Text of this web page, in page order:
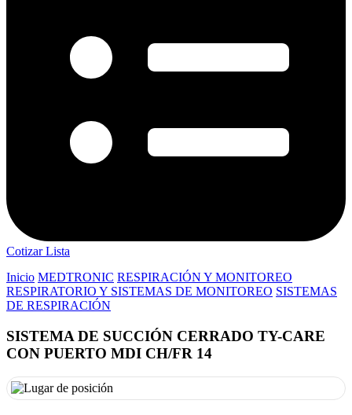
Cotizar Lista
Inicio MEDTRONIC RESPIRACIÓN Y MONITOREO
RESPIRATORIO Y SISTEMAS DE MONITOREO SISTEMAS
DE RESPIRACIÓN
SISTEMA DE SUCCIÓN CERRADO TY-CARE
CON PUERTO MDI CH/FR 14